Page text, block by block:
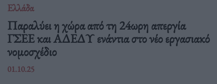
Ελλάδα
Παραλύει η χώρα από τη 24ωρη απεργία
ΓΣΕΕ και ΑΔΕΔΥ ενάντια στο νέο εργασιακό
νομοσχέδιο
01.10.25